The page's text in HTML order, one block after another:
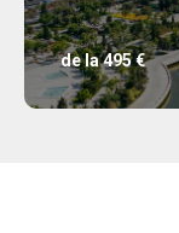
de la 495 €